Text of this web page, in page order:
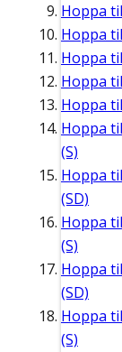
Hoppa
Hoppa
Hoppa
Hoppa
Hoppa
Hoppa
(S)
Hoppa
(SD)
Hoppa
(S)
Hoppa
(SD)
Hoppa
(S)